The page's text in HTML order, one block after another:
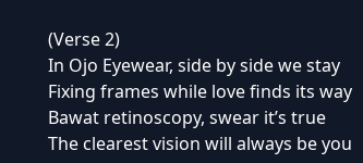
(Verse 2)
In Ojo Eyewear, side by side we stay
Fixing frames while love finds its way
Bawat retinoscopy, swear it’s true
The clearest vision will always be you